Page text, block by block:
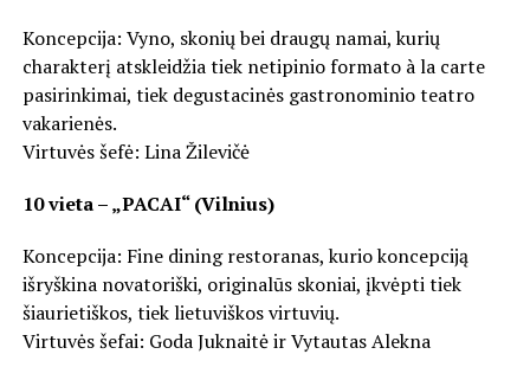
Koncepcija: Vyno, skonių bei draugų namai, kurių
charakterį atskleidžia tiek netipinio formato à la carte
pasirinkimai, tiek degustacinės gastronominio teatro
vakarienės.
Virtuvės šefė: Lina Žilevičė
10 vieta – „PACAI“ (Vilnius)
Koncepcija: Fine dining restoranas, kurio koncepciją
išryškina novatoriški, originalūs skoniai, įkvėpti tiek
šiaurietiškos, tiek lietuviškos virtuvių.
Virtuvės šefai: Goda Juknaitė ir Vytautas Alekna